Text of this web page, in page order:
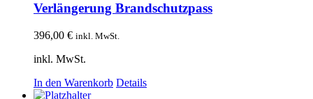
Verlängerung Brandschutzpass
396,00 € inkl. MwSt.
inkl. MwSt.
In den Warenkorb Details